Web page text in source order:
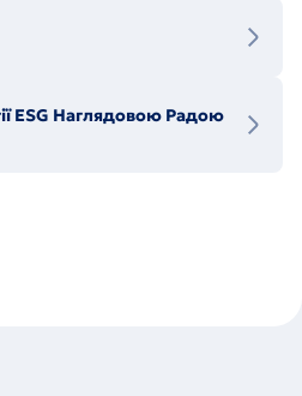
ESG Наглядовою Радою